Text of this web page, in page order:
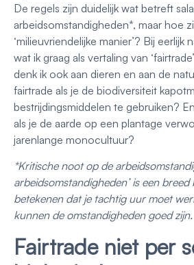
De regels zijn duidelijk wat betreft
arbeidsomstandigheden*, maar hoe
‘milieuvriendelijke manier’? Bij eerlijk
wat ik graag als vertaling van
denk ik ook aan dieren en aan de
fairtrade als je de biodiversiteit
bestrijdingsmiddelen te gebruiken?
als je de aarde op een plantage
jarenlange monocultuur?
*Kritische noot op de
arbeidsomstandigheden’ is een
betekenen dat je tachtig uur moet
kunnen de omstandigheden goed zijn.
Fairtrade niet per